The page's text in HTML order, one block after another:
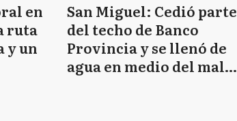
en
ruta
y un
San Miguel: Cedió parte
del techo de Banco
Provincia y se llenó de
agua en medio del mal